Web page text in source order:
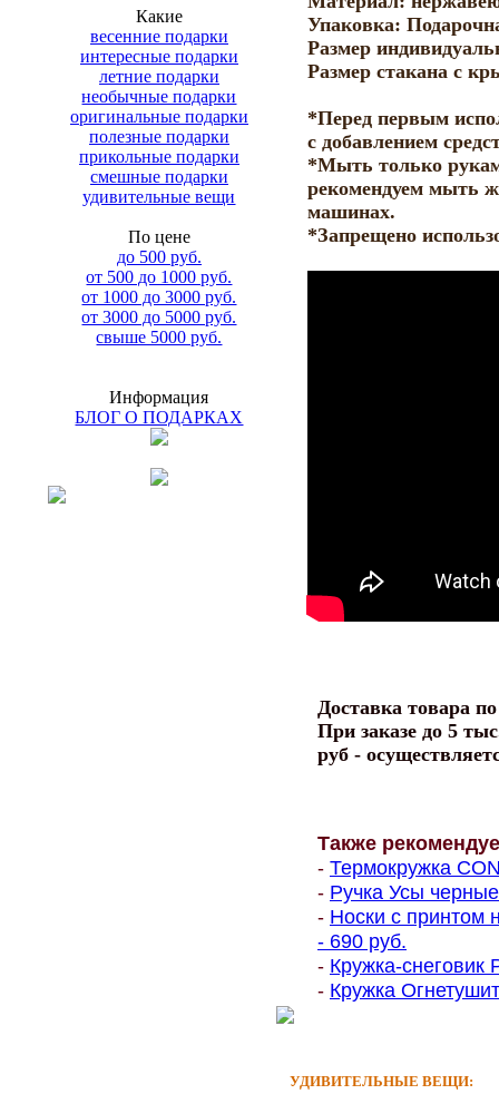
Какие
весенние подарки
интересные подарки
летние подарки
необычные подарки
оригинальные подарки
полезные подарки
прикольные подарки
смешные подарки
удивительные вещи
По цене
до 500 руб.
от 500 до 1000 руб.
от 1000 до 3000 руб.
от 3000 до 5000 руб.
свыше 5000 руб.
Информация
БЛОГ О ПОДАРКАХ
Упаковка:
Размер
Размер стакана с
*Перед первым
с добавлением
*Мыть только
рекомендуем мыть
машинах.
*Запрещено
Доставка товара
При заказе до 5
руб -
Также
- Термокружка
- Ручка Усы
- Носки с принтом
- 690 руб.
- Кружка-снеговик
- Кружка
УДИВИТЕЛЬНЫЕ ВЕЩИ: